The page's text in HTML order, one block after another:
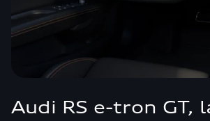
Audi RS e-tron GT,